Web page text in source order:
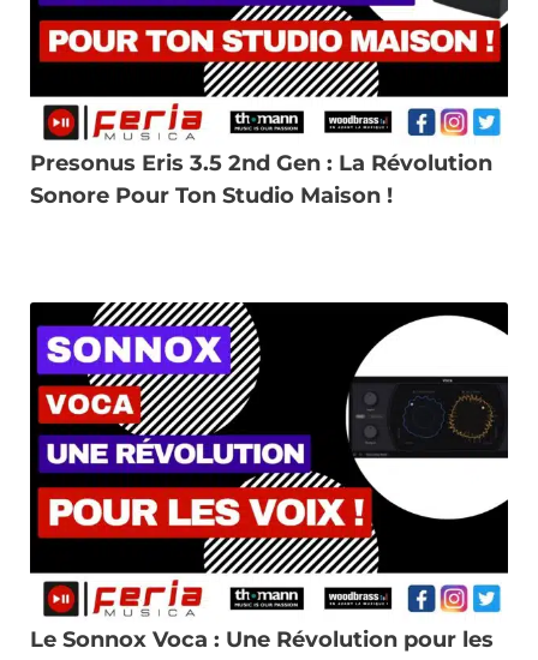
Presonus Eris 3.5 2nd Gen : La Révolution
Sonore Pour Ton Studio Maison !
Le Sonnox Voca : Une Révolution pour les